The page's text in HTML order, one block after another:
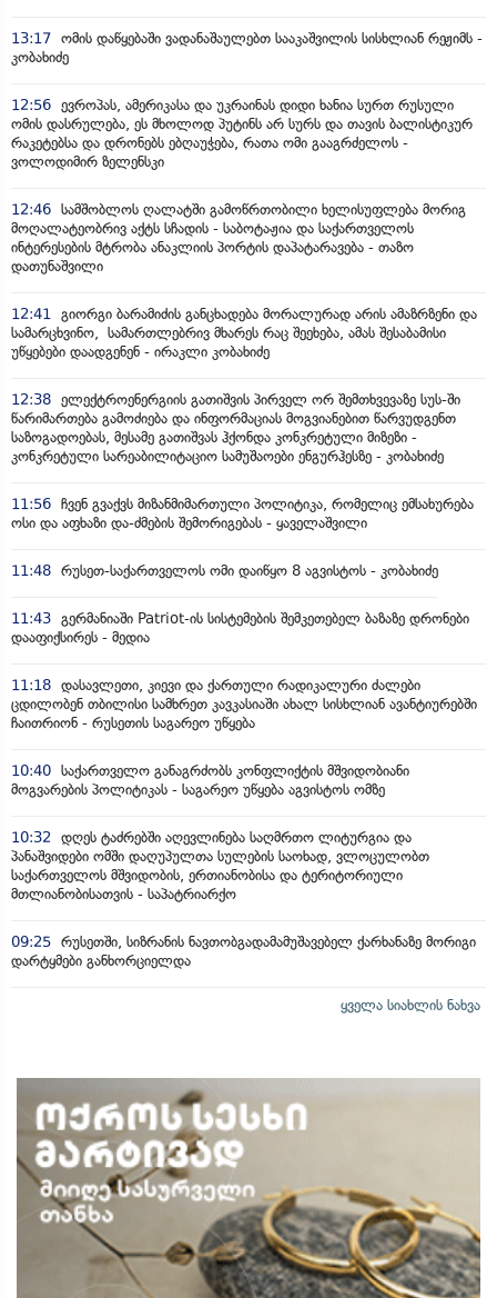
13:17 ომის დაწყებაში ვადანაშაულებთ სააკაშვილის სისხლიან რეჟიმს -
კობახიძე
12:56 ევროპას, ამერიკასა და უკრაინას დიდი ხანია სურთ რუსული
ომის დასრულება, ეს მხოლოდ პუტინს არ სურს და თავის ბალისტიკურ
რაკეტებსა და დრონებს ებღაუჭება, რათა ომი გააგრძელოს -
ვოლოდიმირ ზელენსკი
12:46 სამშობლოს ღალატში გამოწრთობილი ხელისუფლება მორიგ
მოღალატეობრივ აქტს სჩადის - საბოტაჟია და საქართველოს
ინტერესების მტრობა ანაკლიის პორტის დაპატარავება - თაზო
დათუნაშვილი
12:41
გიორგი ბარამიძის განცხადება მორალურად არის ამაზრზენი და
სამარცხვინო, სამართლებრივ მხარეს რაც შეეხება, ამას შესაბამისი
უწყებები დაადგენენ - ირაკლი კობახიძე
12:38 ელექტროენერგიის გათიშვის პირველ ორ შემთხვევაზე სუს-ში
წარიმართება გამოძიება და ინფორმაციას მოგვიანებით წარვუდგენთ
საზოგადოებას, მესამე გათიშვას ჰქონდა კონკრეტული მიზეზი -
კონკრეტული სარეაბილიტაციო სამუშაოები ენგურჰესზე - კობახიძე
11:56 ჩვენ გვაქვს მიზანმიმართული პოლიტიკა, რომელიც ემსახურება
ოსი და აფხაზი და-ძმების შემორიგებას - ყაველაშვილი
11:48 რუსეთ-საქართველოს ომი დაიწყო 8 აგვისტოს - კობახიძე
11:43 გერმანიაში Patriot-ის სისტემების შემკეთებელ ბაზაზე დრონები
დააფიქსირეს - მედია
11:18 დასავლეთი, კიევი და ქართული რადიკალური ძალები
ცდილობენ თბილისი სამხრეთ კავკასიაში ახალ სისხლიან ავანტიურებში
ჩაითრიონ - რუსეთის საგარეო უწყება
10:40 საქართველო განაგრძობს კონფლიქტის მშვიდობიანი
მოგვარების პოლიტიკას - საგარეო უწყება აგვისტოს ომზე
10:32
დღეს ტაძრებში აღევლინება საღმრთო ლიტურგია და
პანაშვიდები ომში დაღუპულთა სულების საოხად, ვლოცულობთ
საქართველოს მშვიდობის, ერთიანობისა და ტერიტორიული
მთლიანობისათვის - საპატრიარქო
09:25 რუსეთში, სიზრანის ნავთობგადამამუშავებელ ქარხანაზე მორიგი
დარტყმები განხორციელდა
ყველა სიახლის ნახვა